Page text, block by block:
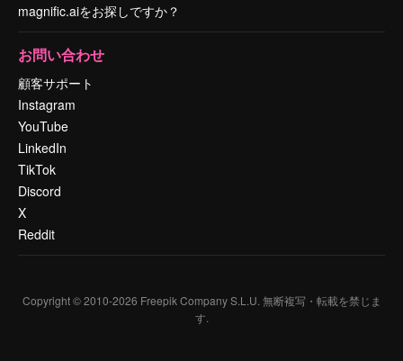
magnific.aiをお探しですか？
お問い合わせ
顧客サポート
Instagram
YouTube
LinkedIn
TikTok
Discord
X
Reddit
Copyright © 2010-2026 Freepik Company S.L.U. 無断複写・転載を禁じま
す.